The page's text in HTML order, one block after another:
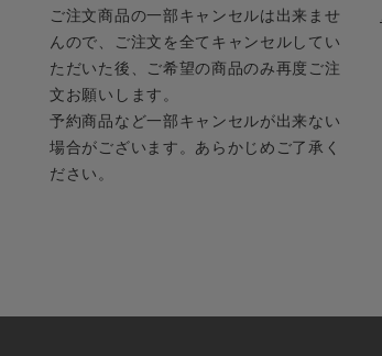
ご注文商品の一部キャンセルは出来ませ
んので、ご注文を全てキャンセルしてい
ただいた後、ご希望の商品のみ再度ご注
文お願いします。
予約商品など一部キャンセルが出来ない
場合がございます。あらかじめご了承く
ださい。